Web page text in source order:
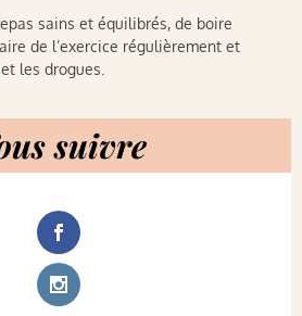
sains et équilibrés, de boire
de l’exercice régulièrement et
les drogues.
suivre